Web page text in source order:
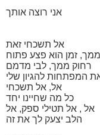
אני רוצה אותך
אל תשכחי זאת
זמן הוא פצע פתוח
רחוק ממך, לבי מדמם
המפתחות להגיון שלי
אל, אל תשכחי
כל מה שחיינו יחד
אל , אל תטילי ספק, אל
הלב יצעק לך את זה